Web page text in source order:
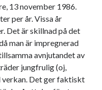
13 november 1986.
per år. Vissa år
Det är skillnad på det
man är impregnerad
avnjutandet av
jungfrulig (oj,
verkan. Det ger faktiskt